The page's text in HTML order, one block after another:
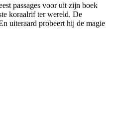
passages voor uit zijn boek
koraalrif ter wereld. De
uiteraard probeert hij de magie